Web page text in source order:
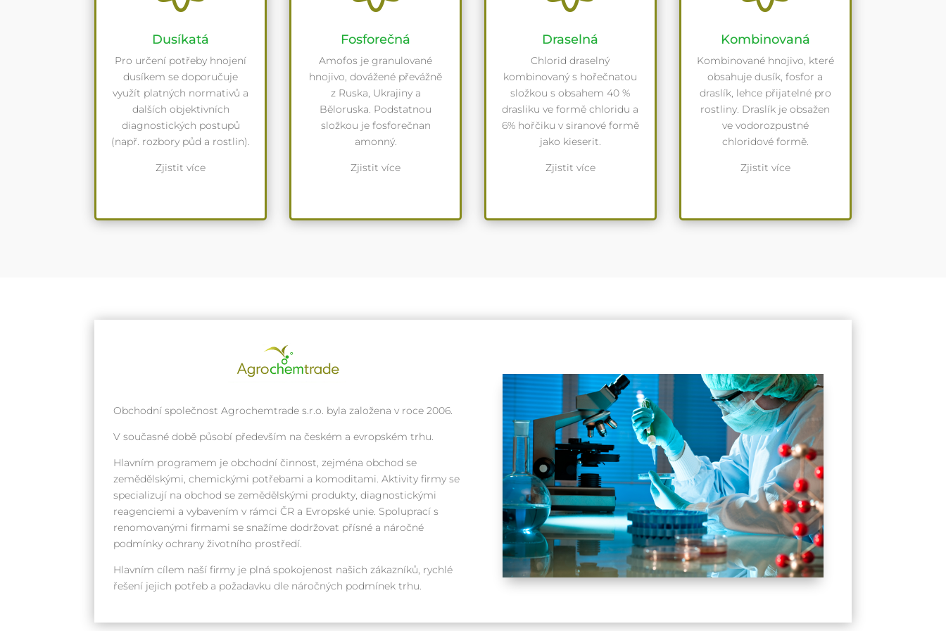
Dusíkatá
Pro určení potřeby hnojení
dusíkem se doporučuje
využít platných normativů a
dalších objektivních
diagnostických postupů
(např. rozbory půd a rostlin).
Zjistit více
Fosforečná
Amofos je granulované
hnojivo, dovážené převážně
z Ruska, Ukrajiny a
Běloruska. Podstatnou
složkou je fosforečnan
amonný.
Zjistit více
Draselná
Chlorid draselný
kombinovaný s hořečnatou
složkou s obsahem 40 %
drasliku ve formě chloridu a
6% hořčiku v siranové formě
jako kieserit.
Zjistit více
Kombinovaná
Kombinované hnojivo, které
obsahuje dusík, fosfor a
draslík, lehce přijatelné pro
rostliny. Draslík je obsažen
ve vodorozpustné
chloridové formě.
Zjistit více
Obchodní společnost Agrochemtrade s.r.o. byla založena v roce 2006.
V současné době působí především na českém a evropském trhu.
Hlavním programem je obchodní činnost, zejména obchod se
zemědělskými, chemickými potřebami a komoditami. Aktivity firmy se
specializují na obchod se zemědělskými produkty, diagnostickými
reagenciemi a vybavením v rámci ČR a Evropské unie. Spoluprací s
renomovanými firmami se snažíme dodržovat přísné a náročné
podmínky ochrany životního prostředí.
Hlavním cílem naší firmy je plná spokojenost našich zákazníků, rychlé
řešení jejich potřeb a požadavku dle náročných podmínek trhu.